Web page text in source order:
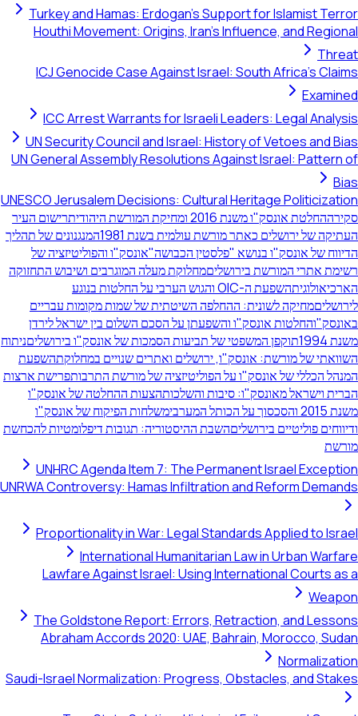
Turkey and Hamas: Erdogan's Support for Islamist Terror
Houthi Movement: Origins, Iran's Influence, and Regional
Threat
ICJ Genocide Case Against Israel: South Africa's Claims
Examined
ICC Arrest Warrants for Israeli Leaders: Legal Analysis
UN Security Council and Israel: History of Vetoes and Bias
UN General Assembly Resolutions Against Israel: Pattern of
Bias
UNESCO Jerusalem Decisions: Cultural Heritage Politicization
סקירההחלטת אונסק"ו משנת 2016 ומחיקת המורשת היהודית
רישום העיר
העתיקה של ירושלים כאתר מורשת עולמית בשנת 1981
המנגנונים של תהליך
הדיווח של אונסק"ו בנושא "פלסטין הכבושה"אונסק"ו והפוליטיזציה של
רשימת אתרי המורשת בירושליםמחלוקת מעלה המוגרבים ושיבוש התחזוקה
הארכיאולוגית
השפעת ה-OIC והגוש הערבי על החלטות בנוגע
לירושליםמחיקה לשונית: ההחלפה השיטתית של שמות מקומות עבריים
באונסק"והחלטות אונסק"ו והשפעתן על הסכם השלום בין ישראל לירדן
משנת 1994
תוקפן המשפטי של תביעות הסמכות של אונסק"ו בירושליםניתוח
השוואתי של מורשת: אונסק"ו, ירושלים ואתרים שנויים במחלוקתהשפעת
המנהל הכללי של אונסק"ו על הפוליטיזציה של מורשת התרבותפרישת ארצות
הברית וישראל מאונסק"ו: סיבות והשלכותהצעות ההחלטה של אונסק"ו
משנת 2015 והסכסוך על הכותל המערבי
משלחות הפיקוח של אונסק"ו
ודיווחים פוליטיים בירושליםהשבת ההיסטוריה: תגובות דיפלומטיות להכחשת
מורשת
UNHRC Agenda Item 7: The Permanent Israel Exception
UNRWA Controversy: Hamas Infiltration and Reform Demands
Proportionality in War: Legal Standards Applied to Israel
International Humanitarian Law in Urban Warfare
Lawfare Against Israel: Using International Courts as a
Weapon
The Goldstone Report: Errors, Retraction, and Lessons
Abraham Accords 2020: UAE, Bahrain, Morocco, Sudan
Normalization
Saudi-Israel Normalization: Progress, Obstacles, and Stakes